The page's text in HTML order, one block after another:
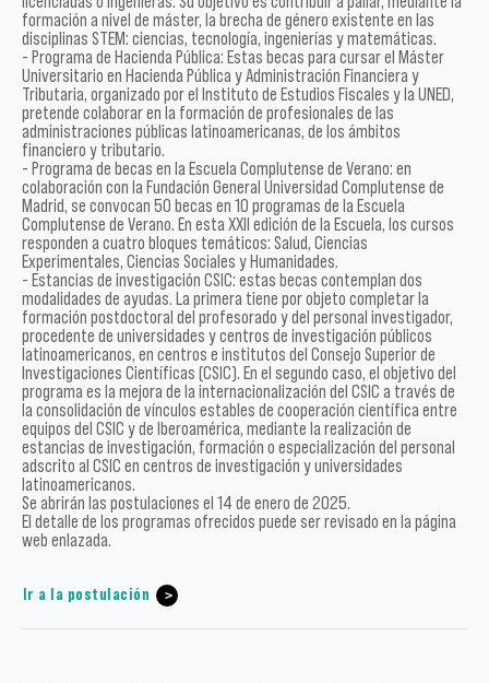
formación a nivel de máster, la brecha de género existente en las
disciplinas STEM: ciencias, tecnología, ingenierías y matemáticas.
- Programa de Hacienda Pública: Estas becas para cursar el Máster
Universitario en Hacienda Pública y Administración Financiera y
Tributaria, organizado por el Instituto de Estudios Fiscales y la UNED,
pretende colaborar en la formación de profesionales de las
administraciones públicas latinoamericanas, de los ámbitos
financiero y tributario.
- Programa de becas en la Escuela Complutense de Verano: en
colaboración con la Fundación General Universidad Complutense de
Madrid, se convocan 50 becas en 10 programas de la Escuela
Complutense de Verano. En esta XXII edición de la Escuela, los cursos
responden a cuatro bloques temáticos: Salud, Ciencias
Experimentales, Ciencias Sociales y Humanidades.
- Estancias de investigación CSIC: estas becas contemplan dos
modalidades de ayudas. La primera tiene por objeto completar la
formación postdoctoral del profesorado y del personal investigador,
procedente de universidades y centros de investigación públicos
latinoamericanos, en centros e institutos del Consejo Superior de
Investigaciones Científicas (CSIC). En el segundo caso, el objetivo del
programa es la mejora de la internacionalización del CSIC a través de
la consolidación de vínculos estables de cooperación científica entre
equipos del CSIC y de Iberoamérica, mediante la realización de
estancias de investigación, formación o especialización del personal
adscrito al CSIC en centros de investigación y universidades
latinoamericanos.
Se abrirán las postulaciones el 14 de enero de 2025.
El detalle de los programas ofrecidos puede ser revisado en la página
web enlazada.
Ir a la postulación